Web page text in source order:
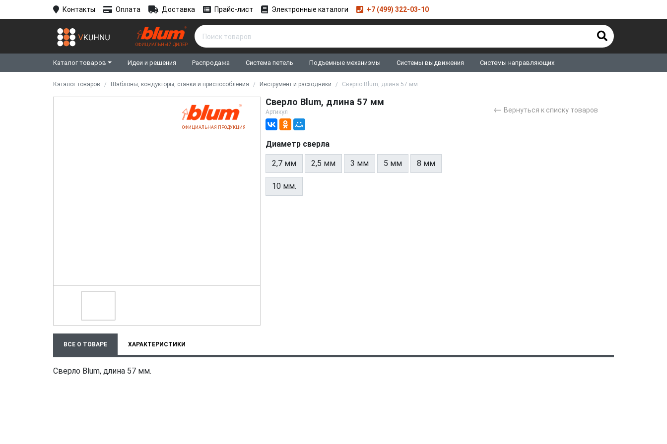
Контакты Оплата Доставка Прайс-лист Электронные каталоги +7 (499) 322-03-10
ОФИЦИАЛЬНЫЙ ДИЛЕР
Каталог товаров Идеи и решения Распродажа Система петель Подъемные механизмы Системы выдвижения Системы направляющих
Каталог товаров Шаблоны, кондукторы, станки и приспособления Инструмент и расходники Сверло Blum, длина 57 мм
ОФИЦИАЛЬНАЯ ПРОДУКЦИЯ
Сверло Blum, длина 57 мм
Артикул
Диаметр сверла
2,7 мм 2,5 мм 3 мм 5 мм 8 мм
10 мм.
← Вернуться к списку товаров
ВСЕ О ТОВАРЕ ХАРАКТЕРИСТИКИ
Сверло Blum, длина 57 мм.